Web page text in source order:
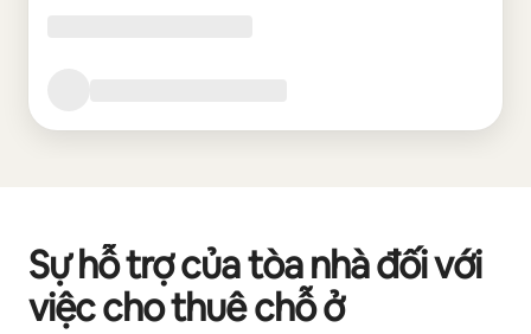
Sự hỗ trợ của tòa nhà đối với
việc cho thuê chỗ ở